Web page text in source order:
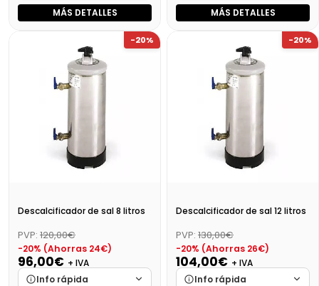
Marca
Cargando…
Cargando…
Disponibilidad
Cargando…
Precio final (+21%)
MÁS DETALLES
Marca
Cargando…
Cargando…
Disponibilidad
Cargando…
Precio final (+21%)
MÁS DETALLES
-20%
Descalcificador de sal 8 litros
PVP: 120,00€
-20% (Ahorras 24€)
96,00€ + IVA
Info rápida
-20%
Descalcificador de sal 12 litros
PVP: 130,00€
-20% (Ahorras 26€)
104,00€ + IVA
Info rápida